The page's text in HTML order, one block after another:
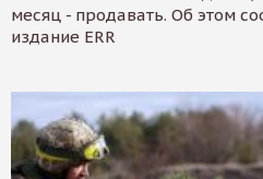
месяц - продавать. Об этом
издание ERR